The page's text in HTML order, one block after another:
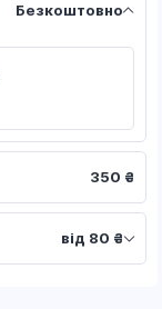
Безкоштовно
350 ₴
від 80 ₴